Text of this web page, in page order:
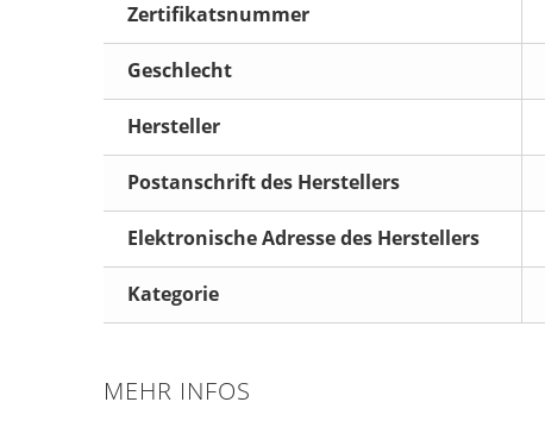
Zertifikatsnummer
Geschlecht
Hersteller
Postanschrift des Herstellers
Elektronische Adresse des Herstellers
Kategorie
MEHR INFOS